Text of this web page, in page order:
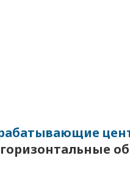
горизонтальные